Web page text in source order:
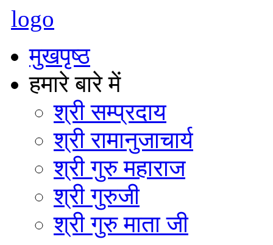
logo
मुखपृष्ठ
हमारे बारे में
श्री सम्प्रदाय
श्री रामानुजाचार्य
श्री गुरु महाराज
श्री गुरुजी
श्री गुरु माता जी